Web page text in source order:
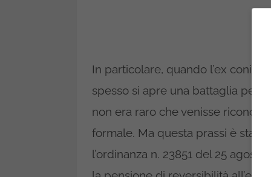
In particolare, quando l’ex
spesso si apre una battaglia per
non era raro che venisse
formale. Ma questa prassi è stata
l’ordinanza n. 23851 del 25